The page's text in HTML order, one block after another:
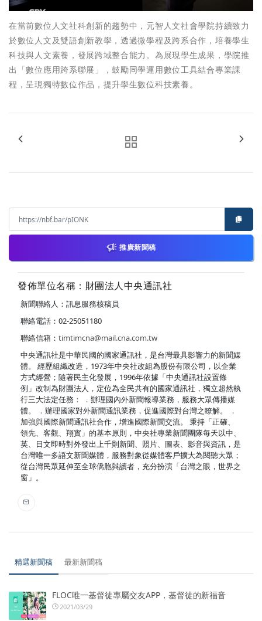
在當前數位人文社科創新的趨勢中，元智人文社會學院持續致力
於數位人文及雙語創新教學，透過微學程及跨系合作，培養學生
科技與人文素養，發展跨域整合能力。為展現學生成果，學院推
出「數位應用跨系聯展」，鼓勵同學運用數位工具結合專業課
程，呈現獨特數位作品，提升學生數位科技素養。
推廣新聞稿
發佈單位名稱：財團法人中央通訊社
新聞聯絡人：訊息服務核稿員
聯絡電話：02-25051180
聯絡信箱： timtimcna@mail.cna.com.tw
中央通訊社是中華民國的國家通訊社，是台灣最具影響力的新聞媒
體。 經歷組織改造，1973年中央社改組為股份有限公司，以企業
方式經營；隨著民主化發展，1996年依據「中央通訊社設置條
例」改制為財團法人，定位為全民共有的國家通訊社，獨立超然執
行三大法定任務： ．辦理國內外新聞報導業務，服務大眾傳播媒
體。 ．辦理國家對外新聞通訊業務，促進國際對台灣之瞭解。 ．
加強與國際新聞通訊社合作，增進國際新聞交流。 秉持「正確、
領先、客觀、翔實」的基本原則，中央社專業新聞團隊每天以中、
英、日文即時對外發出上千則新聞、照片、圖表、影音與資訊，是
台灣唯一多語文新聞媒體，服務對象從媒體客戶擴大為閱聽大眾；
從台灣民眾延伸至全球僑胞與讀者，充分扮演「台灣之眼，世界之
窗」。
精選新聞稿 最新新聞稿
FLOC唯一基督徒專屬交友APP，基督徒的新福音
2021/03/29